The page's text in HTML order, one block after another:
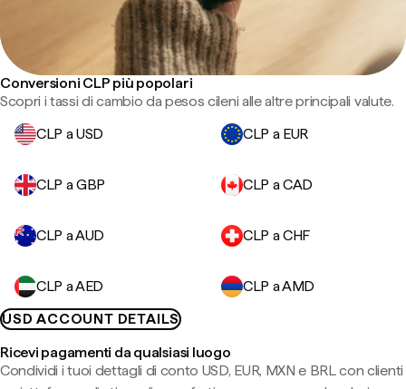
Conversioni CLP più popolari
Scopri i tassi di cambio da pesos cileni alle altre principali valute.
CLP a USD
CLP a EUR
CLP a GBP CLP a CAD
CLP a AUD CLP a CHF
CLP a AED
CLP a AMD
USD ACCOUNT DETAILS
Ricevi pagamenti da qualsiasi luogo
Condividi i tuoi dettagli di conto USD, EUR, MXN e BRL con clienti